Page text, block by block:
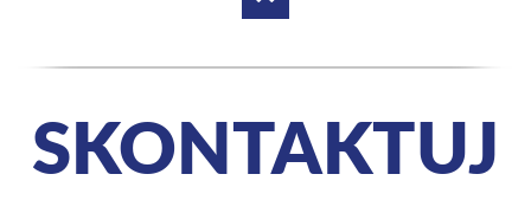
SKONTAKTUJ